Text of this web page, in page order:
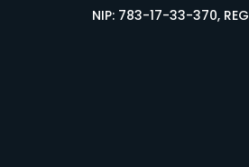
NIP: 783-17-33-370,